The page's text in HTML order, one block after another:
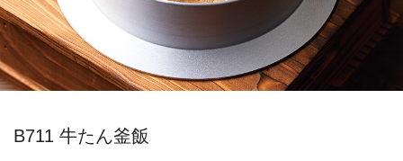
B711 牛たん釜飯